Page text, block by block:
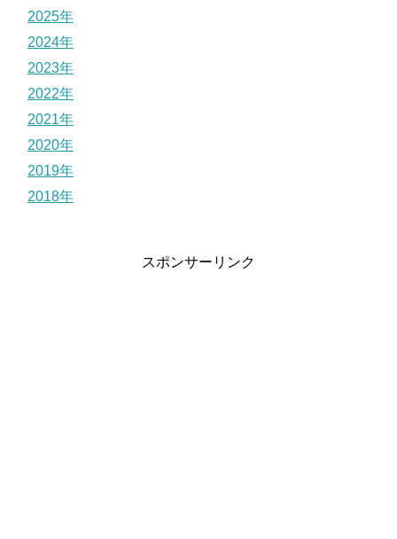
2025年
2024年
2023年
2022年
2021年
2020年
2019年
2018年
スポンサーリンク